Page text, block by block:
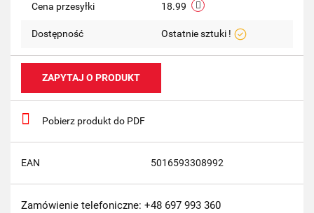
Cena przesyłki 18.99
Dostępność Ostatnie sztuki !
ZAPYTAJ O PRODUKT
Pobierz produkt do PDF
EAN 5016593308992
Zamówienie telefoniczne: +48 697 993 360